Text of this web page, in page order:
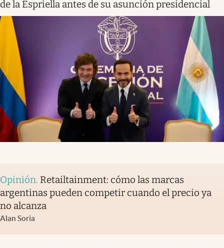
de la Espriella antes de su asunción presidencial
Opinión. Retailtainment: cómo las marcas
argentinas pueden competir cuando el precio ya
no alcanza
Alan Soria